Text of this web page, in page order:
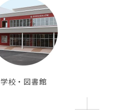
学校・図書館